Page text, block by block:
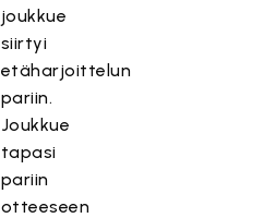
joukkue
siirtyi
etäharjoittelun
pariin.
Joukkue
tapasi
pariin
otteeseen